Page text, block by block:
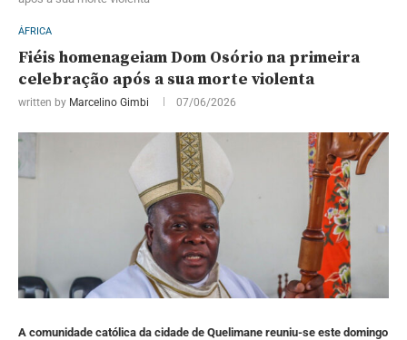
ÁFRICA
Fiéis homenageiam Dom Osório na primeira
celebração após a sua morte violenta
written by Marcelino Gimbi 07/06/2026
A comunidade católica da cidade de Quelimane reuniu-se este domingo